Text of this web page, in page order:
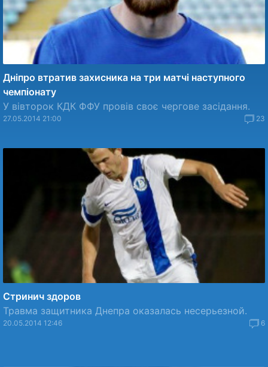
Дніпро втратив захисника на три матчі наступного
чемпіонату
У вівторок КДК ФФУ провів своє чергове засідання.
27.05.2014 21:00 23
Стринич здоров
Травма защитника Днепра оказалась несерьезной.
20.05.2014 12:46 6